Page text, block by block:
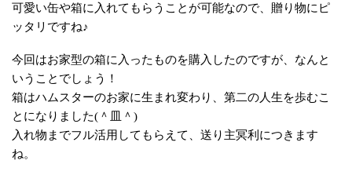
可愛い缶や箱に入れてもらうことが可能なので、贈り物にピ
ッタリですね♪
今回はお家型の箱に入ったものを購入したのですが、なんと
いうことでしょう！
箱はハムスターのお家に生まれ変わり、第二の人生を歩むこ
とになりました(＾皿＾)
入れ物までフル活用してもらえて、送り主冥利につきます
ね。